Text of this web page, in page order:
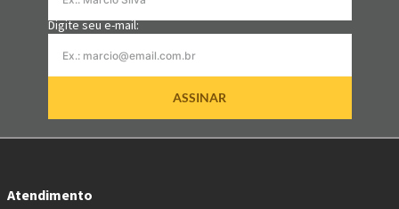
Digite seu e-mail:
ASSINAR
Atendimento